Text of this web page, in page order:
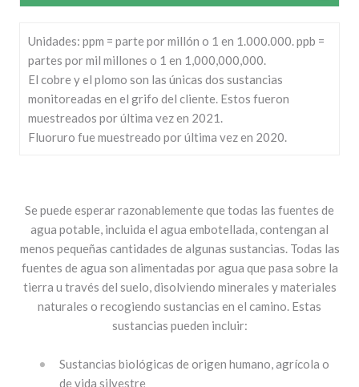
Unidades: ppm = parte por millón o 1 en 1.000.000. ppb =
partes por mil millones o 1 en 1,000,000,000.
El cobre y el plomo son las únicas dos sustancias
monitoreadas en el grifo del cliente. Estos fueron
muestreados por última vez en 2021.
Fluoruro fue muestreado por última vez en 2020.
Se puede esperar razonablemente que todas las fuentes de
agua potable, incluida el agua embotellada, contengan al
menos pequeñas cantidades de algunas sustancias. Todas las
fuentes de agua son alimentadas por agua que pasa sobre la
tierra u través del suelo, disolviendo minerales y materiales
naturales o recogiendo sustancias en el camino. Estas
sustancias pueden incluir:
Sustancias biológicas de origen humano, agrícola o
de vida silvestre